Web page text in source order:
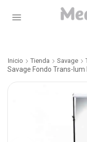
Inicio Tienda Savage
Savage Fondo Trans-